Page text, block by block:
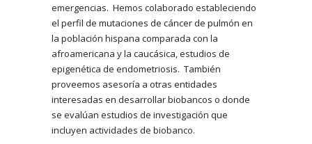
emergencias. Hemos colaborado estableciendo
el perfil de mutaciones de cáncer de pulmón en
la población hispana comparada con la
afroamericana y la caucásica, estudios de
epigenética de endometriosis. También
proveemos asesoría a otras entidades
interesadas en desarrollar biobancos o donde
se evalúan estudios de investigación que
incluyen actividades de biobanco.